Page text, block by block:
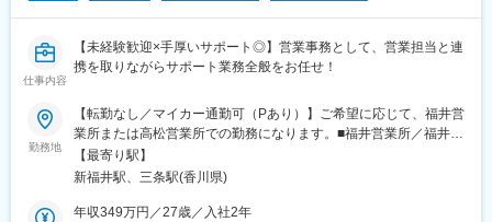
仕事内容
【未経験歓迎×手厚いサポート◎】営業事務として、営業担当と連
携を取りながらサポート業務全般をお任せ！
勤務地
【転勤なし／マイカー通勤可（Pあり）】ご希望に応じて、福井営
業所または高松営業所での勤務になります。■福井営業所／福井市
城東4丁目22-16 ヨコヤマビル1F■高松営業所／香川県高松市日東
ハゼ町4-5受動喫煙対策：屋内全面禁煙
【最寄り駅】
新福井駅、三条駅(香川県)
年収349万円／27歳／入社2年